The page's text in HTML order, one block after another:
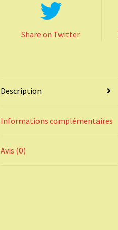
Share on Twitter
Description
Informations complémentaires
Avis (0)